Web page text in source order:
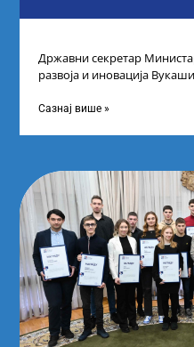
Државни секретар
развоја и иновација
промоцију
Сазнај више »